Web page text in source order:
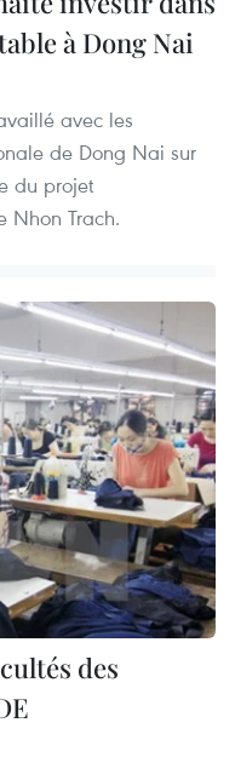
à Dong Nai
avec les
de Dong Nai sur
du projet
Nhon Trach.
des